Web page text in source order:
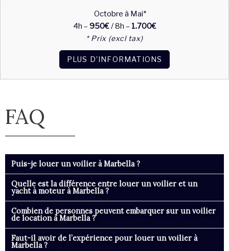
Octobre à Mai*
4h – 950€/ 8h – 1.700€
* Prix (excl tax)
PLUS D’INFORMATIONS
FAQ
Puis-je louer un voilier à Marbella ?
Quelle est la différence entre louer un voilier et un
yacht à moteur à Marbella ?
Combien de personnes peuvent embarquer sur un voilier
de location à Marbella ?
Faut-il avoir de l’expérience pour louer un voilier à
Marbella ?